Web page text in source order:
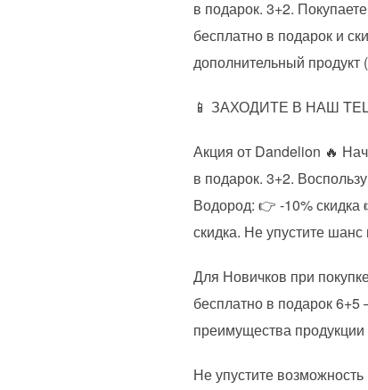
в подарок. 3+2.
бесплатно в подарок и
дополнительный продукт
📱 ЗАХОДИТЕ В НАШ
Акция от Dandelion 🔥
в подарок. 3+2.
Водород: 👉 -10% скидка
скидка. Не упустите
Для Новичков при
бесплатно в подарок
преимущества
Не упустите